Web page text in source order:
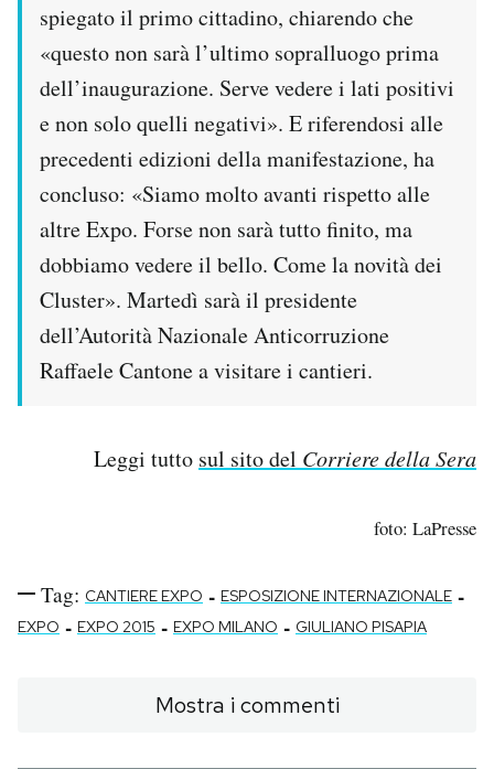
spiegato il primo cittadino, chiarendo che
«questo non sarà l’ultimo sopralluogo prima
dell’inaugurazione. Serve vedere i lati positivi
e non solo quelli negativi». E riferendosi alle
precedenti edizioni della manifestazione, ha
concluso: «Siamo molto avanti rispetto alle
altre Expo. Forse non sarà tutto finito, ma
dobbiamo vedere il bello. Come la novità dei
Cluster». Martedì sarà il presidente
dell’Autorità Nazionale Anticorruzione
Raffaele Cantone a visitare i cantieri.
Leggi tutto sul sito del Corriere della Sera
foto: LaPresse
Tag: CANTIERE EXPO - ESPOSIZIONE INTERNAZIONALE -
EXPO - EXPO 2015 - EXPO MILANO - GIULIANO PISAPIA
Mostra i commenti